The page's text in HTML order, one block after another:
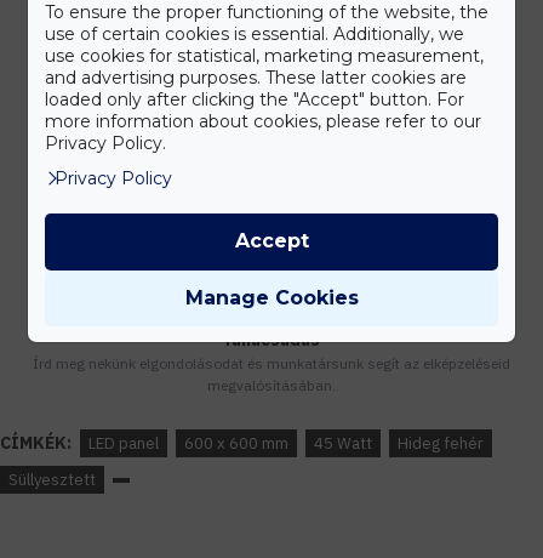
Kedvezmények
Vásárolj nagyobb mennyiségben és megadjuk a legjobb gyártói árakat.
Készleten lévő termékeinket akár 24 órán belül megkaphatod!
Tanácsadás
Írd meg nekünk elgondolásodat és munkatársunk segít az elképzeléseid
megvalósításában.
CÍMKÉK: LED panel 600 x 600 mm 45 Watt
Hideg fehér
Süllyesztett
To ensure the proper functioning of the website, the
use of certain cookies is essential. Additionally, we
use cookies for statistical, marketing measurement,
and advertising purposes. These latter cookies are
loaded only after clicking the "Accept" button. For
more information about cookies, please refer to our
Privacy Policy.
Privacy Policy
Manage Cookies
Accept